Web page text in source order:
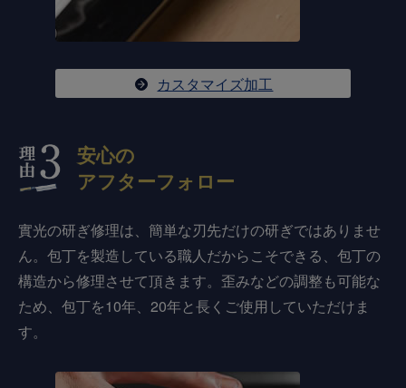
カスタマイズ加工
安心の
アフターフォロー
實光の研ぎ修理は、簡単な刃先だけの研ぎではありませ
ん。包丁を製造している職人だからこそできる、包丁の
構造から修理させて頂きます。歪みなどの調整も可能な
ため、包丁を10年、20年と長くご使用していただけま
す。